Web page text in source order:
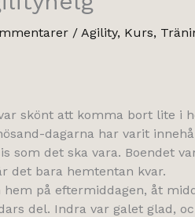
/ Agility, Kurs,
skönt att komma bort lite i
dagarna har varit
som det ska vara. Boendet
det bara hemtentan kvar.
hem på eftermiddagen, åt
del. Indra var galet glad,